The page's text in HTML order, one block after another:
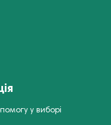
у виборі